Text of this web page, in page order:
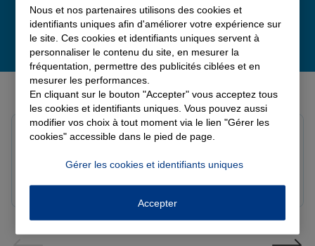
Derniers avis de nos agences Allianz
louna p.
Nous et nos partenaires utilisons des cookies et
identifiants uniques afin d'améliorer votre expérience sur
le site. Ces cookies et identifiants uniques servent à
personnaliser le contenu du site, en mesurer la
fréquentation, permettre des publicités ciblées et en
mesurer les performances.
En cliquant sur le bouton "Accepter" vous acceptez tous
les cookies et identifiants uniques. Vous pouvez aussi
modifier vos choix à tout moment via le lien "Gérer les
cookies" accessible dans le pied de page.
Gérer les cookies et identifiants uniques
Accepter